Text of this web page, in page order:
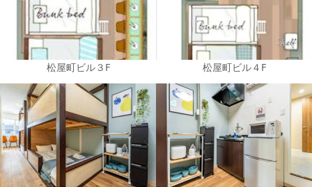
松屋町ビル３F 松屋町ビル４F